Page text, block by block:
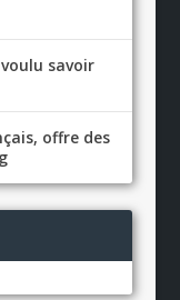
savoir
offre des